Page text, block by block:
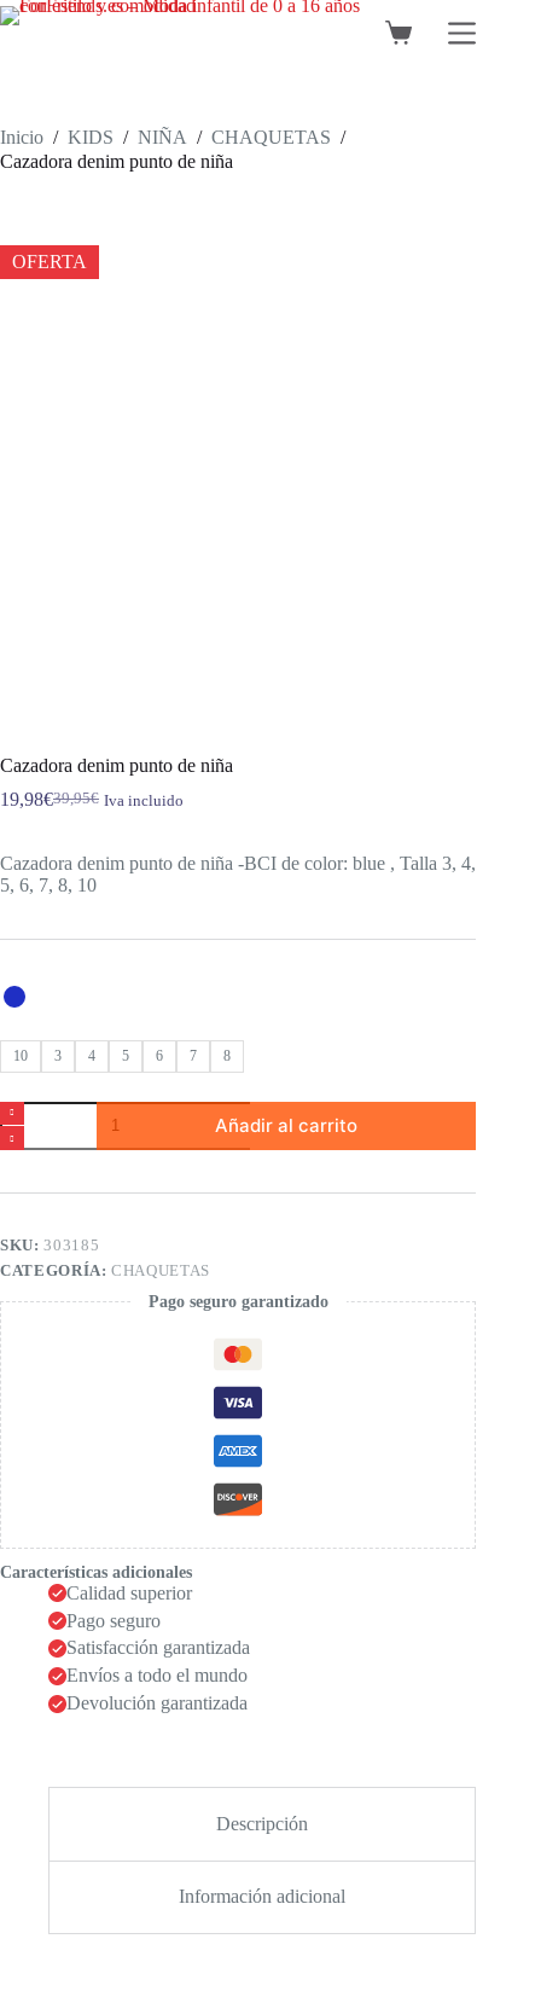
Saltar
al
Carro
Inicio / KIDS / NIÑA / CHAQUETAS /
Cazadora denim punto de niña
OFERTA
Cazadora denim punto de niña
39,95€
El
era:
39,95€.
19,98€El
es:
19,98€.
Iva incluido
Cazadora denim punto de niña -BCI de color: blue , Talla 3, 4,
5, 6, 7, 8, 10
10 3 4 5 6 7 8
Cazadora
denim
punto
niña
Añadir al carrito
SKU:303185
CATEGORÍA:CHAQUETAS
Pago seguro garantizado
Características adicionales
Calidad superior
Pago seguro
Satisfacción garantizada
Envíos a todo el mundo
Devolución garantizada
Descripción
Información adicional